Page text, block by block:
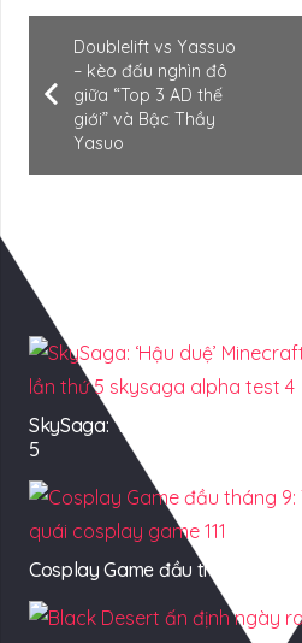
Doublelift vs Yassuo
– kèo đấu nghìn đô
giữa “Top 3 AD thế
giới” và Bậc Thầy
Yasuo
SkySaga: ‘Hậu duệ’ Minecraft
5
Cosplay Game đầu tháng 9: Từ